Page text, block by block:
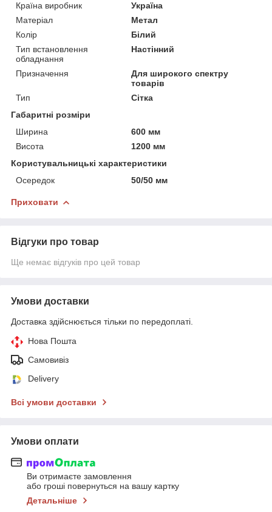
Країна виробник
Україна
Матеріал
Метал
Колір
Білий
Тип встановлення
обладнання
Настінний
Призначення
Для широкого спектру
товарів
Тип
Сітка
Габаритні розміри
Ширина
600 мм
Висота
1200 мм
Користувальницькі характеристики
Осередок
50/50 мм
Приховати
Відгуки про товар
Ще немає відгуків про цей товар
Умови доставки
Доставка здійснюється тільки по передоплаті.
Нова Пошта
Самовивіз
Delivery
Всі умови доставки
Умови оплати
Ви отримаєте замовлення
або гроші повернуться на вашу картку
Детальніше